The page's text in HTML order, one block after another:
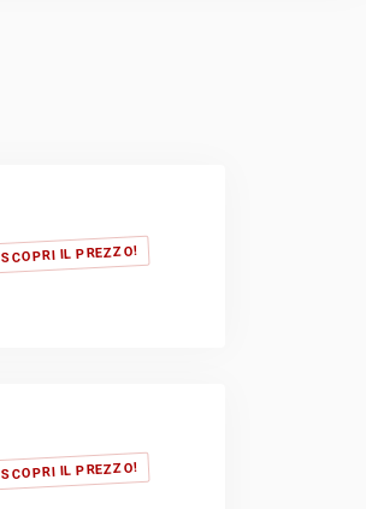
SCOPRI IL PREZZO!
SCOPRI IL PREZZO!